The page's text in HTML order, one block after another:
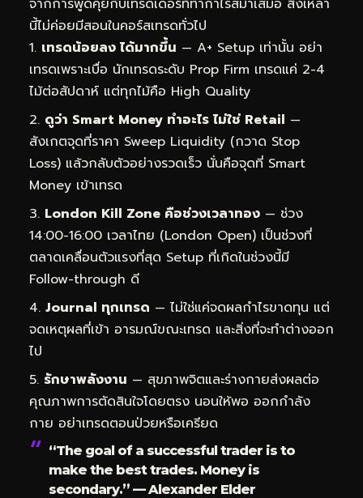
จากการพูดคุยกับเทรดเดอร์ที่ทำกำไรสม่ำเสมอ สิ่งเหล่า
นี้ไม่ค่อยมีสอนในคอร์สเทรดทั่วไป
เทรดน้อยลง ได้มากขึ้น — A+ Setup เท่านั้น อย่า
เทรดเพราะเบื่อ นักเทรดระดับ Prop Firm เทรดแค่ 2-4
ไม้ต่อสัปดาห์ แต่ทุกไม้คือ High Quality
ดูว่า Smart Money ทำอะไร ไม่ใช่ Retail —
สังเกตจุดที่ราคา Sweep Liquidity (กวาด Stop
Loss) แล้วกลับตัวอย่างรวดเร็ว นั่นคือจุดที่ Smart
Money เข้าเทรด
London Kill Zone คือช่วงเวลาทอง — ช่วง
14:00-16:00 เวลาไทย (London Open) เป็นช่วงที่
ตลาดเคลื่อนตัวแรงที่สุด Setup ที่เกิดในช่วงนี้มี
Follow-through ดี
Journal ทุกเทรด — ไม่ใช่แค่จดผลกำไรขาดทุน แต่
จดเหตุผลที่เข้า อารมณ์ขณะเทรด และสิ่งที่จะทำต่างออก
ไป
รักษาพลังงาน — สุขภาพจิตและร่างกายส่งผลต่อ
คุณภาพการตัดสินใจโดยตรง นอนให้พอ ออกกำลัง
กาย อย่าเทรดตอนป่วยหรือเครียด
“The goal of a successful trader is to
make the best trades. Money is
secondary.” — Alexander Elder